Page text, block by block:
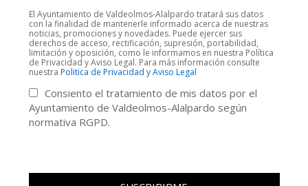
El Ayuntamiento de Valdeolmos-Alalpardo tratará sus datos
con la finalidad de mantenerle informado acerca de nuestras
noticias, promociones y novedades. Puede ejercer sus
derechos de acceso, rectificación, supresión, portabilidad,
limitación y oposición, como le informamos en nuestra Política
de Privacidad y Aviso Legal. Para más información consulte
nuestra Politica de Privacidad y Aviso Legal
Consiento el tratamiento de mis datos por el
Ayuntamiento de Valdeolmos-Alalpardo según
normativa RGPD.